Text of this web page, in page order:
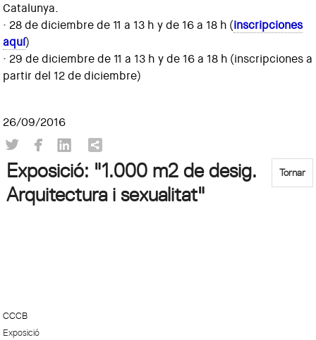
Catalunya.
· 28 de diciembre de 11 a 13 h y de 16 a 18 h (inscripciones
aquí)
· 29 de diciembre de 11 a 13 h y de 16 a 18 h (inscripciones a
partir del 12 de diciembre)
26/09/2016
Tornar
Exposició: "1.000 m2 de desig.
Arquitectura i sexualitat"
CCCB
Exposició